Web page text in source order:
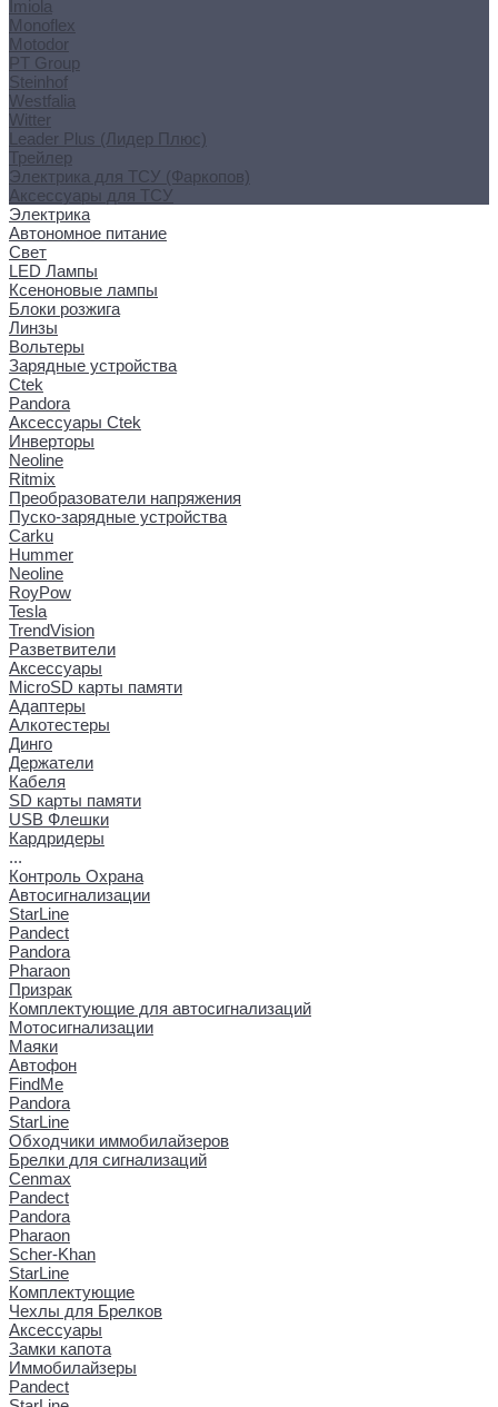
Imiola
Monoflex
Motodor
PT Group
Steinhof
Westfalia
Witter
Leader Plus (Лидер Плюс)
Трейлер
Электрика для ТСУ (Фаркопов)
Аксессуары для ТСУ
Электрика
Автономное питание
Свет
LED Лампы
Ксеноновые лампы
Блоки розжига
Линзы
Вольтеры
Зарядные устройства
Ctek
Pandora
Аксессуары Ctek
Инверторы
Neoline
Ritmix
Преобразователи напряжения
Пуско-зарядные устройства
Carku
Hummer
Neoline
RoyPow
Tesla
TrendVision
Разветвители
Аксессуары
MicroSD карты памяти
Адаптеры
Алкотестеры
Динго
Держатели
Кабеля
SD карты памяти
USB Флешки
Кардридеры
...
Контроль Охрана
Автосигнализации
StarLine
Pandect
Pandora
Pharaon
Призрак
Комплектующие для автосигнализаций
Мотосигнализации
Маяки
Автофон
FindMe
Pandora
StarLine
Обходчики иммобилайзеров
Брелки для сигнализаций
Cenmax
Pandect
Pandora
Pharaon
Scher-Khan
StarLine
Комплектующие
Чехлы для Брелков
Аксессуары
Замки капота
Иммобилайзеры
Pandect